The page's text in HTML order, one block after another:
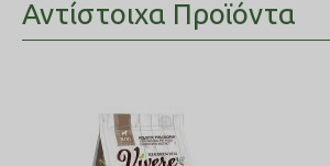
Αντίστοιχα Προϊόντα